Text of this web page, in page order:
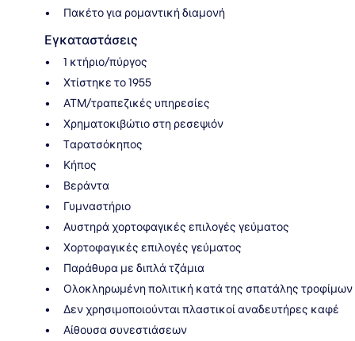
Πακέτο για ρομαντική διαμονή
Εγκαταστάσεις
1 κτήριο/πύργος
Χτίστηκε το 1955
ΑΤΜ/τραπεζικές υπηρεσίες
Χρηματοκιβώτιο στη ρεσεψιόν
Tαρατσόκηπος
Κήπος
Βεράντα
Γυμναστήριο
Αυστηρά χορτοφαγικές επιλογές γεύματος
Χορτοφαγικές επιλογές γεύματος
Παράθυρα με διπλά τζάμια
Ολοκληρωμένη πολιτική κατά της σπατάλης τροφίμων
Δεν χρησιμοποιούνται πλαστικοί αναδευτήρες καφέ
Αίθουσα συνεστιάσεων